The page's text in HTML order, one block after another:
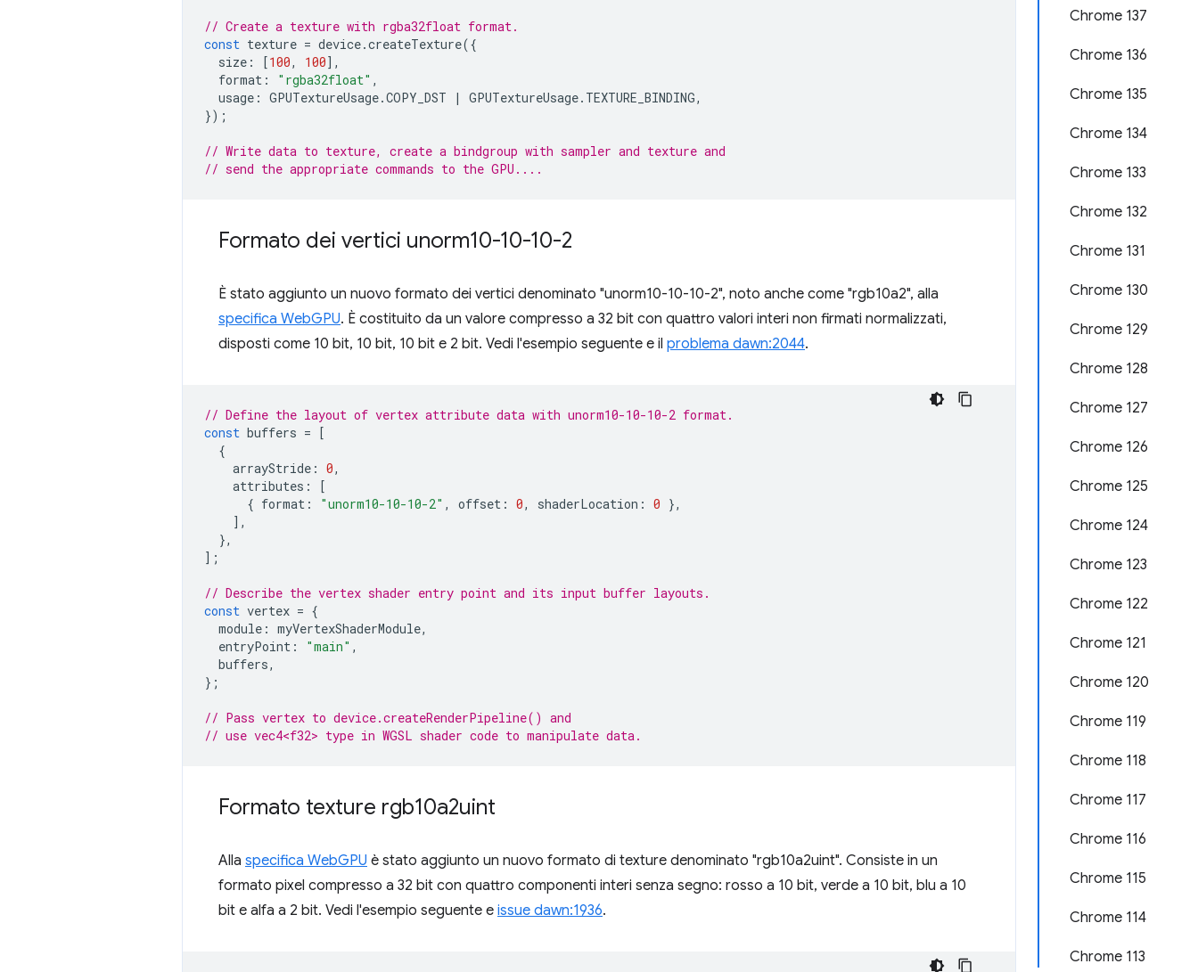
Chrome 137
Chrome 136
Chrome 135
Chrome 134
Chrome 133
Chrome 132
Chrome 131
Chrome 130
Chrome 129
Chrome 128
Chrome 127
Chrome 126
Chrome 125
Chrome 124
Chrome 123
Chrome 122
Chrome 121
Chrome 120
Chrome 119
Chrome 118
Chrome 117
Chrome 116
Chrome 115
Chrome 114
Chrome 113
// Create a texture with rgba32float format.
const texture = device.createTexture({
size : [100, 100],
format : "rgba32float" ,
usage : GPUTextureUsage.COPY_DST | GPUTextureUsage. TEXTURE_BINDING,
});
// Write data to texture, create a bindgroup with sampler and texture and
// send the appropriate commands to the GPU....
Formato dei vertici unorm10-10-10-2
È stato aggiunto un nuovo formato dei vertici denominato "unorm10-10-10-2", noto anche come "rgb10a2", alla
specifica WebGPU. È costituito da un valore compresso a 32 bit con quattro valori interi non firmati normalizzati,
disposti come 10 bit, 10 bit, 10 bit e 2 bit. Vedi l'esempio seguente e il problema dawn:2044.
// Define the layout of vertex attribute data with unorm10-10-10-2 format.
const buffers = [
{
arrayStride : 0,
attributes :
[
{ format : "unorm10-10-10-2" , offset : 0, shaderLocation : 0 },
],
},
];
// Describe the vertex shader entry point and its input buffer layouts.
const vertex = {
module : myVertexShaderModule,
entryPoint : "main" ,
buffers,
};
// Pass vertex to device.createRenderPipeline() and
// use vec4<f32> type in WGSL shader code to manipulate data.
Formato texture rgb10a2uint
Alla specifica WebGPU è stato aggiunto un nuovo formato di texture denominato "rgb10a2uint". Consiste in un
formato pixel compresso a 32 bit con quattro componenti interi senza segno: rosso a 10 bit, verde a 10 bit, blu a 10
bit e alfa a 2 bit. Vedi l'esempio seguente e issue dawn:1936.